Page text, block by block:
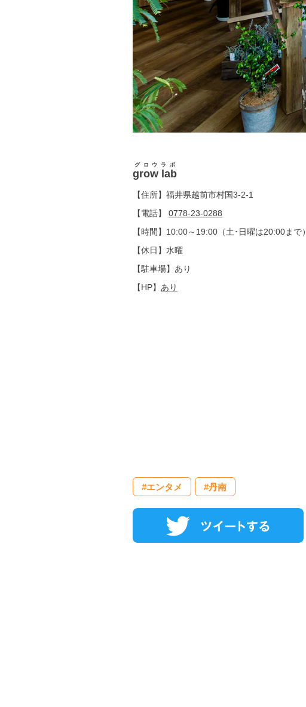
grow lab
グロウラボ
【住所】福井県越前市村国3-2-1
【電話】 0778-23-0288
【時間】10:00～19:00（土･日曜は20:00まで）
【休日】水曜
【駐車場】あり
【HP】 あり
#エンタメ #丹南